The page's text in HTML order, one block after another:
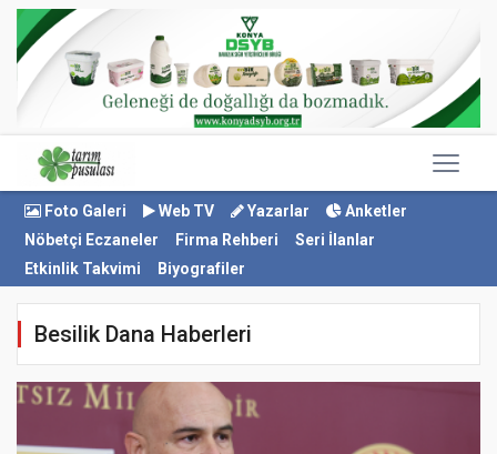
Foto Galeri Web TV Yazarlar
Anketler
Nöbetçi Eczaneler
Firma Rehberi
Seri İlanlar
Etkinlik Takvimi
Biyografiler
Besilik Dana Haberleri